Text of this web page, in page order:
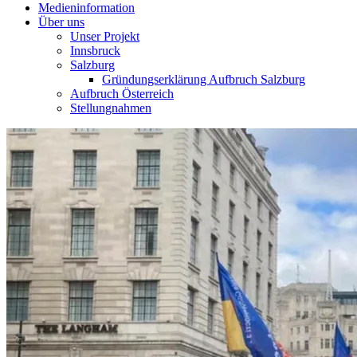
Medieninformation
Über uns
Unser Projekt
Innsbruck
Salzburg
Gründungserklärung Aufbruch Salzburg
Aufbruch Österreich
Stellungnahmen